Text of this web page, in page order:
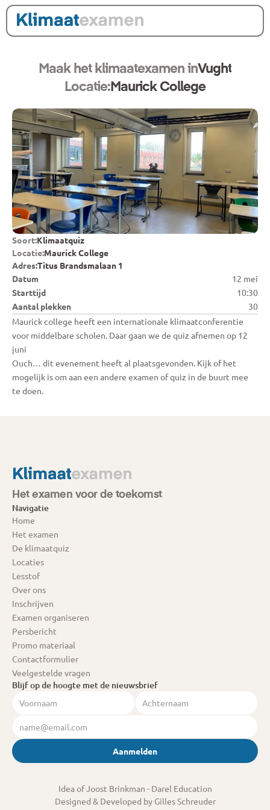
Maak het klimaatexamen inVught
Maurick College
Locatie:
Datum
12 mei
Starttijd
10:30
Aantal plekken
30
Maurick college heeft een internationale klimaatconferentie
voor middelbare scholen. Daar gaan we de quiz afnemen op 12
juni
Soort:Klimaatquiz
Locatie:Maurick College
Adres:Titus Brandsmalaan 1
Ouch… dit evenement heeft al plaatsgevonden. Kijk of het
mogelijk is om aan een andere examen of quiz in de buurt mee
te doen.
Het examen voor de toekomst
Navigatie
Home
Het examen
De klimaatquiz
Locaties
Lesstof
Over ons
Inschrijven
Examen organiseren
Persbericht
Promo materiaal
Contactformulier
Veelgestelde vragen
Blijf op de hoogte met de nieuwsbrief
Aanmelden
Idea of Joost Brinkman - Darel Education
Designed & Developed by Gilles Schreuder